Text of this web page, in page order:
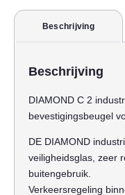
Beschrijving
Beschrijving
DIAMOND C 2
bevestigingsbeugel
DE DIAMOND
veiligheidsglas, zeer
buitengebruik.
Verkeersregeling